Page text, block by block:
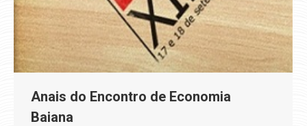
Anais do Encontro de Economia
Baiana